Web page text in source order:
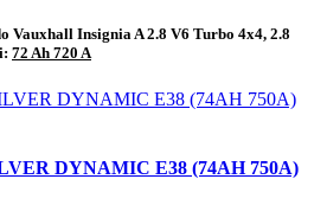
Vauxhall Insignia A 2.8 V6 Turbo 4x4, 2.8
72 Ah 720 A
DYNAMIC E38 (74AH 750A)